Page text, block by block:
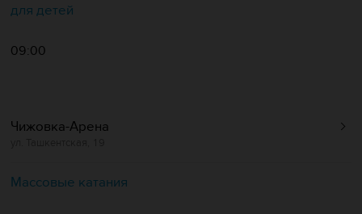
для детей
09:00
Чижовка-Арена
Массовые катания